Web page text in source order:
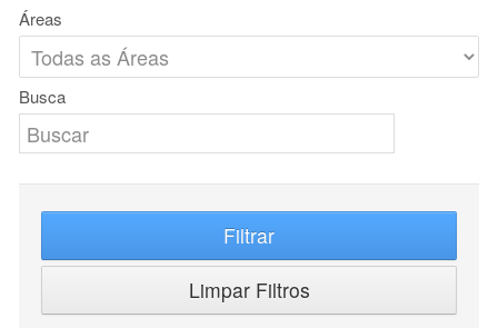
Áreas
Busca
Filtrar
Limpar Filtros